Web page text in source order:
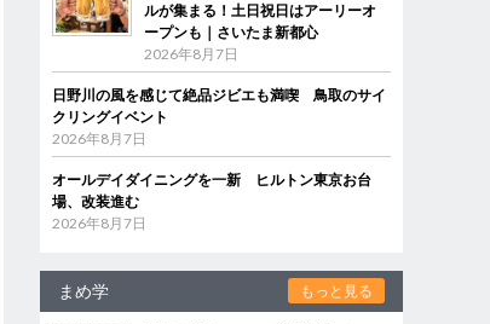
ルが集まる！土日祝日はアーリーオ
ープンも｜さいたま新都心
2026年8月7日
日野川の風を感じて絶品ジビエも満喫 鳥取のサイ
クリングイベント
2026年8月7日
オールデイダイニングを一新 ヒルトン東京お台
場、改装進む
2026年8月7日
まめ学 もっと見る